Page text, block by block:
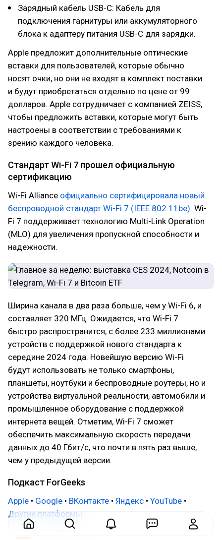
Зарядный кабель USB-C: Кабель для
подключения гарнитуры или аккумуляторного
блока к адаптеру питания USB-C для зарядки.
Apple предложит дополнительные оптические
вставки для пользователей, которые обычно
носят очки, но они не входят в комплект поставки
и будут приобретаться отдельно по цене от 99
долларов. Apple сотрудничает с компанией ZEISS,
чтобы предложить вставки, которые могут быть
настроены в соответствии с требованиями к
зрению каждого человека.
Стандарт Wi-Fi 7 прошел официальную
сертификацию
Wi-Fi Alliance официально сертифицировала новый
беспроводной стандарт Wi-Fi 7 (IEEE 802.11be). Wi-
Fi 7 поддерживает технологию Multi-Link Operation
(MLO) для увеличения пропускной способности и
надежности.
Ширина канала в два раза больше, чем у Wi-Fi 6, и
составляет 320 МГц. Ожидается, что Wi-Fi 7
быстро распространится, с более 233 миллионами
устройств с поддержкой нового стандарта к
середине 2024 года. Новейшую версию Wi-Fi
будут использовать не только смартфоны,
планшеты, ноутбуки и беспроводные роутеры, но и
устройства виртуальной реальности, автомобили и
промышленное оборудование с поддержкой
интернета вещей. Отметим, Wi-Fi 7 сможет
обеспечить максимальную скорость передачи
данных до 40 Гбит/с, что почти в пять раз выше,
чем у предыдущей версии.
Подкаст ForGeeks
Apple • Google • ВКонтакте • Яндекс • YouTube •
Другие платформы